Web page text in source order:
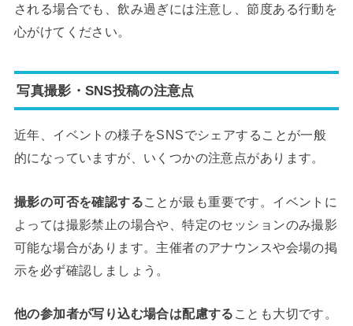
される場合でも、飲み過ぎには注意し、節度ある行動を
心がけてください。
写真撮影・SNS投稿の注意点
近年、イベントの様子をSNSでシェアすることが一般
的になっていますが、いくつかの注意点があります。
撮影の可否を確認することが最も重要です。イベントに
よっては撮影禁止の場合や、特定のセッションのみ撮影
可能な場合があります。主催者のアナウンスや会場の掲
示を必ず確認しましょう。
他の参加者が写り込む場合は配慮する ことも大切です。